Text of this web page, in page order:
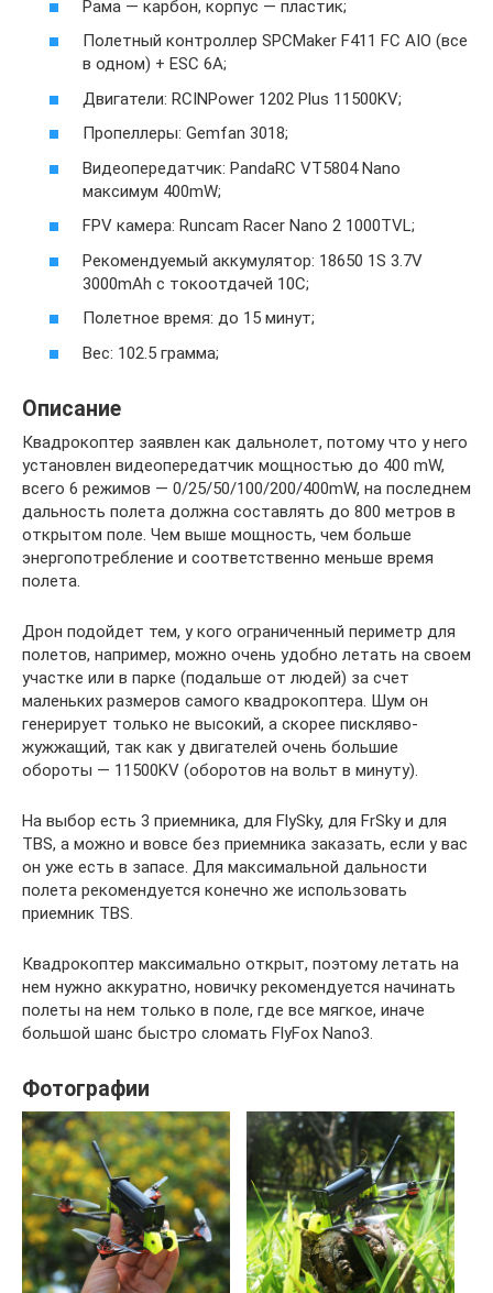
Рама — карбон, корпус — пластик;
Полетный контроллер SPCMaker F411 FC AIO (все
в одном) + ESC 6A;
Двигатели: RCINPower 1202 Plus 11500KV;
Пропеллеры: Gemfan 3018;
Видеопередатчик: PandaRC VT5804 Nano
максимум 400mW;
FPV камера: Runcam Racer Nano 2 1000TVL;
Рекомендуемый аккумулятор: 18650 1S 3.7V
3000mAh с токоотдачей 10C;
Полетное время: до 15 минут;
Вес: 102.5 грамма;
Описание
Квадрокоптер заявлен как дальнолет, потому что у него
установлен видеопередатчик мощностью до 400 mW,
всего 6 режимов — 0/25/50/100/200/400mW, на последнем
дальность полета должна составлять до 800 метров в
открытом поле. Чем выше мощность, чем больше
энергопотребление и соответственно меньше время
полета.
Дрон подойдет тем, у кого ограниченный периметр для
полетов, например, можно очень удобно летать на своем
участке или в парке (подальше от людей) за счет
маленьких размеров самого квадрокоптера. Шум он
генерирует только не высокий, а скорее пискляво-
жужжащий, так как у двигателей очень большие
обороты — 11500KV (оборотов на вольт в минуту).
На выбор есть 3 приемника, для FlySky, для FrSky и для
TBS, а можно и вовсе без приемника заказать, если у вас
он уже есть в запасе. Для максимальной дальности
полета рекомендуется конечно же использовать
приемник TBS.
Квадрокоптер максимально открыт, поэтому летать на
нем нужно аккуратно, новичку рекомендуется начинать
полеты на нем только в поле, где все мягкое, иначе
большой шанс быстро сломать FlyFox Nano3.
Фотографии